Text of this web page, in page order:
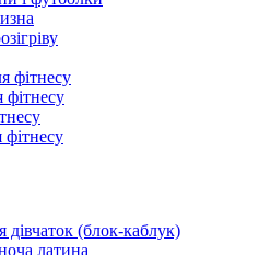
фітнесу
дівчаток (блок-каблук)
латина